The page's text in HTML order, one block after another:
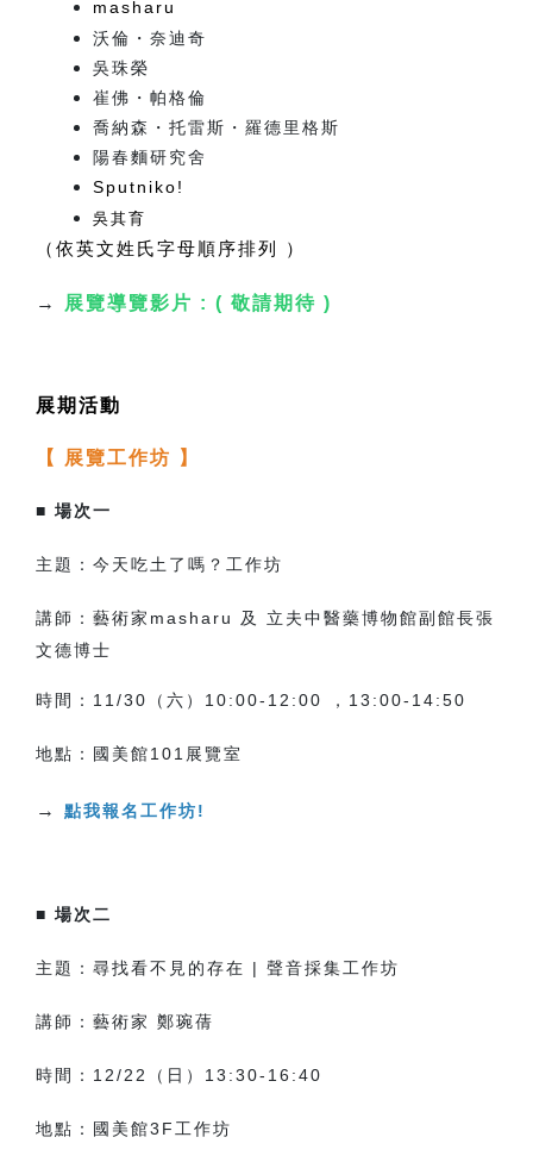
masharu
沃倫・奈迪奇
吳珠榮
崔佛・帕格倫
喬納森・托雷斯・羅德里格斯
陽春麵研究舍
Sputniko!
吳其育
（依英文姓氏字母順序排列 ）
→ 展覽導覽影片 : ( 敬請期待 )
展期活動
【 展覽工作坊 】
■ 場次一
主題： 今天吃土了嗎？工作坊
講師： 藝術家masharu 及 立夫中醫藥博物館副館長張
文德博士
時間：11/30（六）10:00-12:00 ，13:00-14:50
地點：國美館101展覽室
→ 點我報名工作坊!
■ 場次二
主題：尋找看不見的存在 | 聲音採集工作坊
講師： 藝術家 鄭琬蒨
時間：12/22（日）13:30-16:40
地點： 國美館3F工作坊